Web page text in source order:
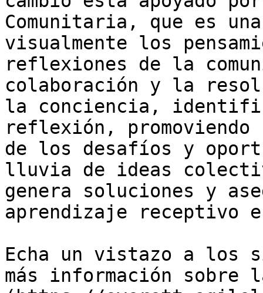
Comunitaria, que es
visualmente los
reflexiones de la
colaboración y la
la conciencia,
reflexión, promoviendo
de los desafíos y
lluvia de ideas
genera soluciones y
aprendizaje receptivo
Echa un vistazo a los
más información sobre